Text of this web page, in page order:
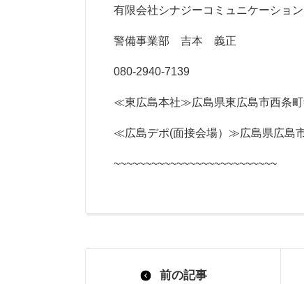
有限会社シナジーコミュニケーショ
警備事業部 吉本 義正
080-2940-7139
≪東広島本社≫広島県東広島市西条町
≪広島デポ(面接会場）≫広島県広島
~~~~~~~~~~~~~~~~~~~~~~~~~~
前の記事